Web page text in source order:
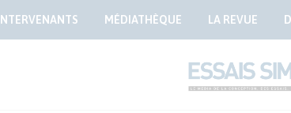
MÉDIATHÈQUE LA REVUE